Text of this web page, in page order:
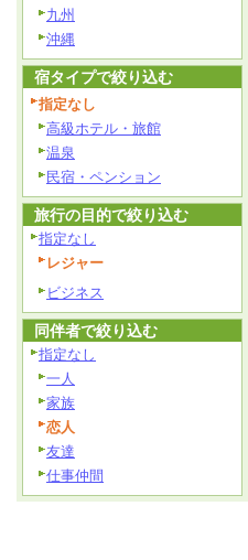
九州
沖縄
宿タイプで絞り込む
指定なし
高級ホテル・旅館
温泉
民宿・ペンション
旅行の目的で絞り込む
指定なし
レジャー
ビジネス
同伴者で絞り込む
指定なし
一人
家族
恋人
友達
仕事仲間